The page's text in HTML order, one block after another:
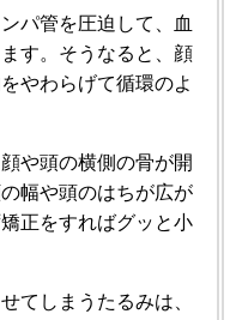
パ管を圧迫して、血
す。そうなると、顔
やわらげて循環のよ
や頭の横側の骨が開
幅や頭のはちが広が
正をすればグッと小
てしまうたるみは、